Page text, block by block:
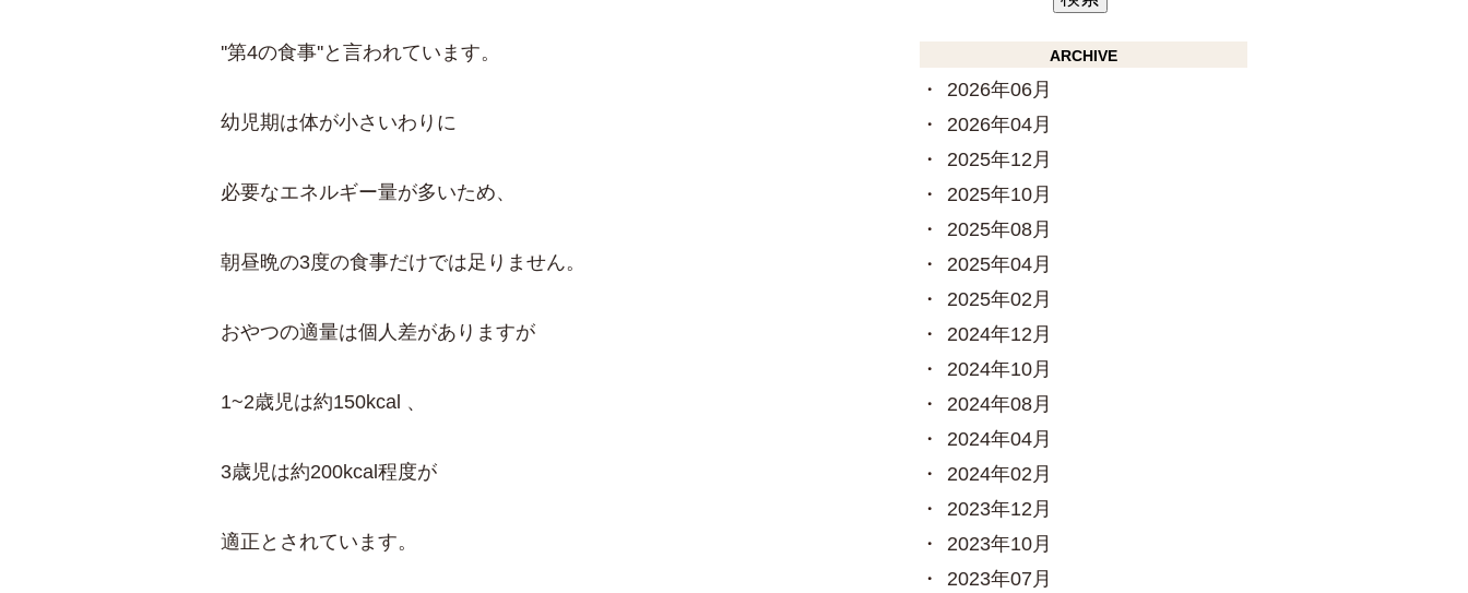
''第4の食事''と言われています。
幼児期は体が小さいわりに
必要なエネルギー量が多いため、
朝昼晩の3度の食事だけでは足りません。
おやつの適量は個人差がありますが
1~2歳児は約150kcal 、
3歳児は約200kcal程度が
適正とされています。
ARCHIVE
2026年06月
2026年04月
2025年12月
2025年10月
2025年08月
2025年04月
2025年02月
2024年12月
2024年10月
2024年08月
2024年04月
2024年02月
2023年12月
2023年10月
2023年07月